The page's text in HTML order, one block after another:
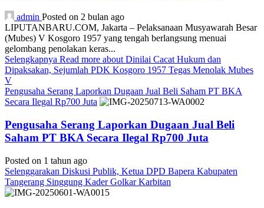
admin Posted on 2 bulan ago
LIPUTANBARU.COM, Jakarta – Pelaksanaan Musyawarah Besar
(Mubes) V Kosgoro 1957 yang tengah berlangsung menuai
gelombang penolakan keras...
Selengkapnya Read more about Dinilai Cacat Hukum dan
Dipaksakan, Sejumlah PDK Kosgoro 1957 Tegas Menolak Mubes
V
Pengusaha Serang Laporkan Dugaan Jual Beli Saham PT BKA
Secara Ilegal Rp700 Juta
Pengusaha Serang Laporkan Dugaan Jual Beli
Saham PT BKA Secara Ilegal Rp700 Juta
Posted on 1 tahun ago
Selenggarakan Diskusi Publik, Ketua DPD Bapera Kabupaten
Tangerang Singgung Kader Golkar Karbitan